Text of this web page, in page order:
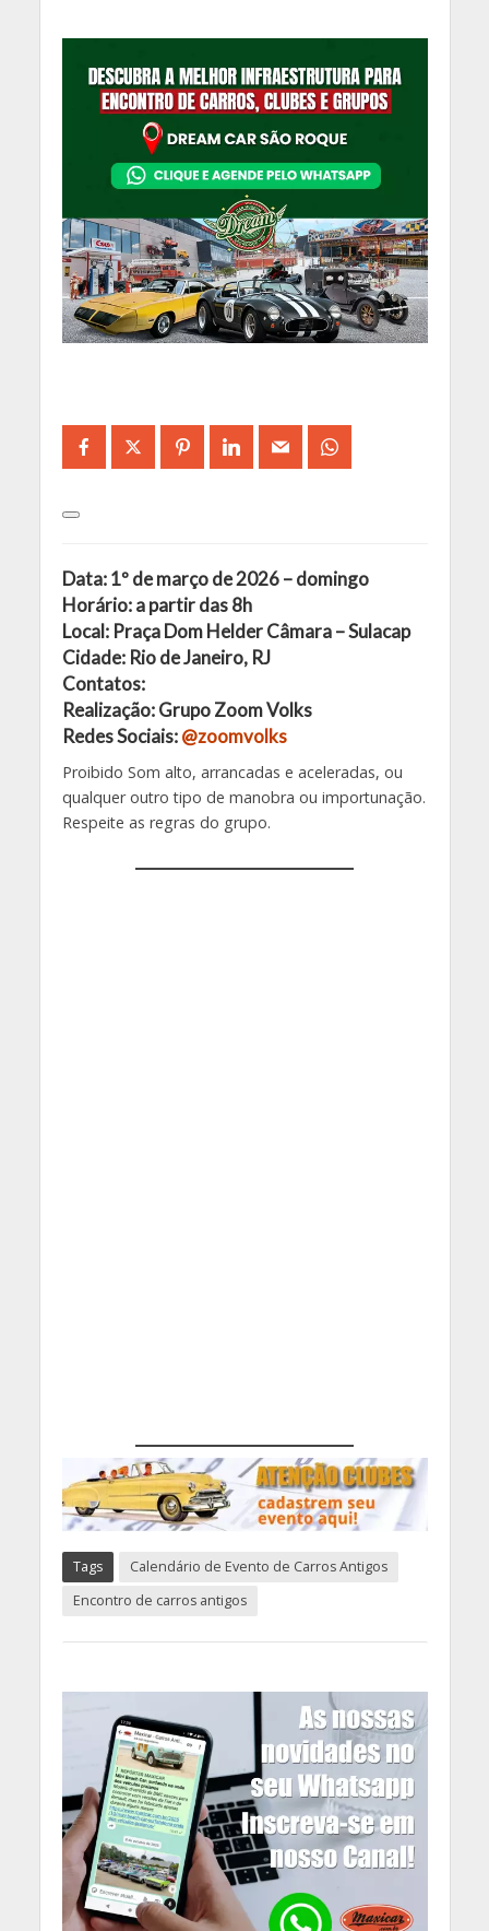
Data: 1º de março de 2026 – domingo
Horário: a partir das 8h
Local: Praça Dom Helder Câmara – Sulacap
Cidade: Rio de Janeiro, RJ
Contatos:
Realização: Grupo Zoom Volks
Redes Sociais:@zoomvolks
Proibido Som alto, arrancadas e aceleradas, ou
qualquer outro tipo de manobra ou importunação.
Respeite as regras do grupo.
Tags
Calendário de Evento de Carros Antigos
Encontro de carros antigos